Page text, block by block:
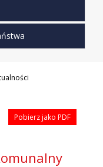
Pobierz jako PDF